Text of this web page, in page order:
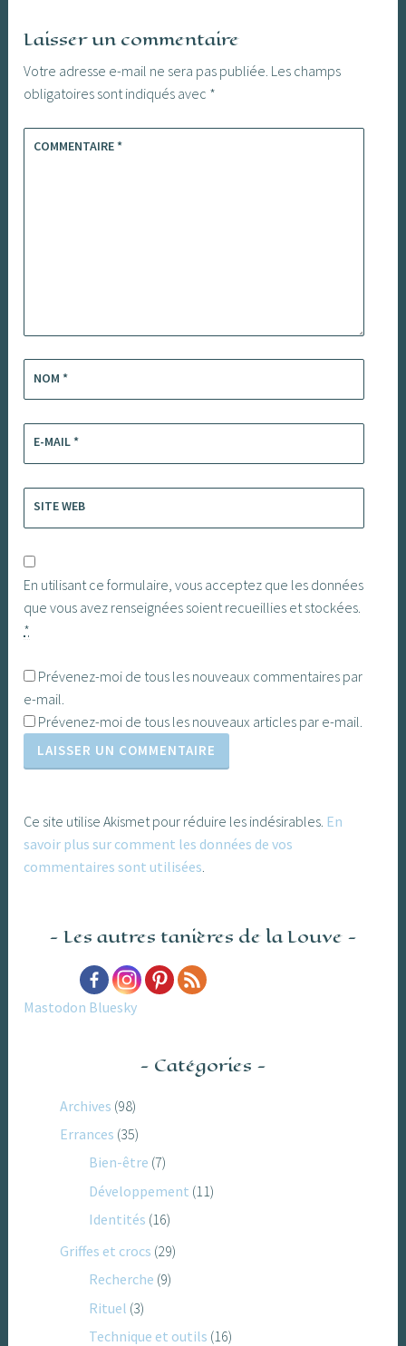
Laisser un commentaire
Votre adresse e-mail ne sera pas publiée. Les champs
obligatoires sont indiqués avec *
COMMENTAIRE*
NOM*
E-MAIL*
SITE WEB
En utilisant ce formulaire, vous acceptez que les données
que vous avez renseignées soient recueillies et stockées.
*
Prévenez-moi de tous les nouveaux commentaires par
e-mail.
Prévenez-moi de tous les nouveaux articles par e-mail.
Ce site utilise Akismet pour réduire les indésirables. En
savoir plus sur comment les données de vos
commentaires sont utilisées.
Les autres tanières de la Louve
Mastodon Bluesky
Catégories
Archives (98)
Errances (35)
Bien-être (7)
Développement (11)
Identités (16)
Griffes et crocs (29)
Recherche (9)
Rituel (3)
Technique et outils (16)